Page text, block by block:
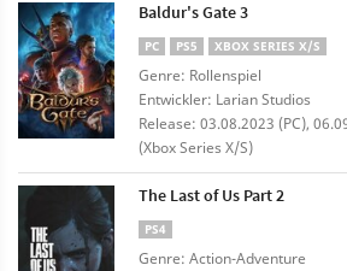
Baldur's Gate 3
PC PS5 XBOX SERIES X/S
Genre: Rollenspiel
Entwickler: Larian Studios
Release: 03.08.2023 (PC),
(Xbox Series X/S)
The Last of Us Part 2
PS4
Genre: Action-Adventure